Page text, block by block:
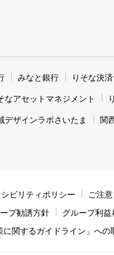
みなと銀行 りそな決
なアセットマネジメント
デザインラボさいたま 関
ビリティポリシー ご注
プ勧誘方針 グループ利
関するガイドライン」への